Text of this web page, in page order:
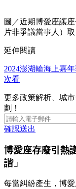
圖／近期博愛座讓
片非爭議當事人）
延伸閱讀
2024澎湖輪海上嘉
次看
更多政策解析、城
劃！
確認送出
博愛座存廢引熱
諧」
每當糾紛產生，博